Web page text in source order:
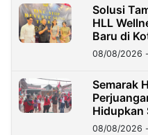
Solusi
HLL
Baru di
08/08/2026
Semarak
Hidupkan
08/08/2026